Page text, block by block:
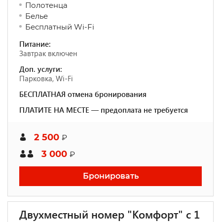
Полотенца
Белье
Бесплатный Wi-Fi
Питание:
Завтрак включен
Доп. услуги:
Парковка, Wi-Fi
БЕСПЛАТНАЯ отмена бронирования
ПЛАТИТЕ НА МЕСТЕ — предоплата не требуется
2 500 ₽
3 000 ₽
Бронировать
Двухместный номер "Комфорт" с 1